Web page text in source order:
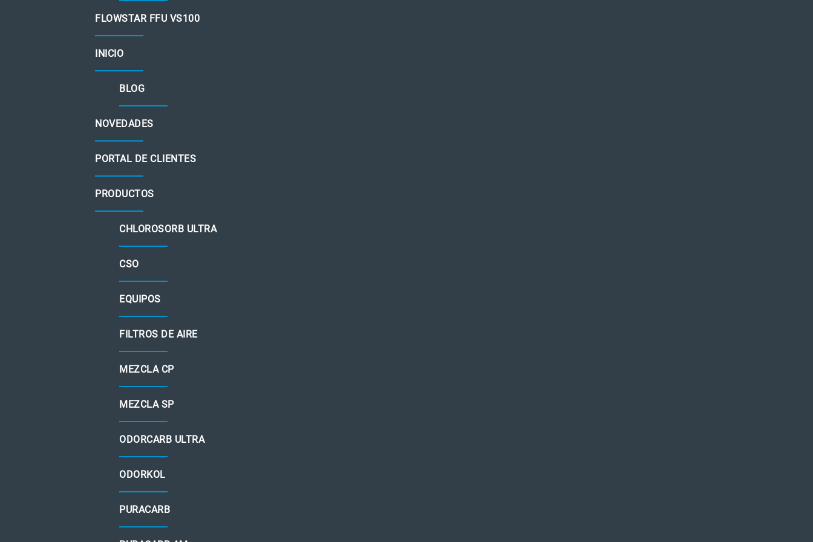
FLOWSTAR FFU VS100
INICIO
BLOG
NOVEDADES
PORTAL DE CLIENTES
PRODUCTOS
CHLOROSORB ULTRA
CSO
EQUIPOS
FILTROS DE AIRE
MEZCLA CP
MEZCLA SP
ODORCARB ULTRA
ODORKOL
PURACARB